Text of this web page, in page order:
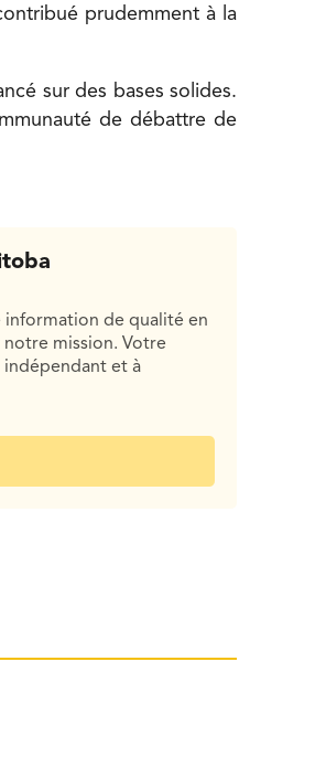
prudemment à la
sur des bases solides.
de débattre de
information de qualité en
mission. Votre
et à